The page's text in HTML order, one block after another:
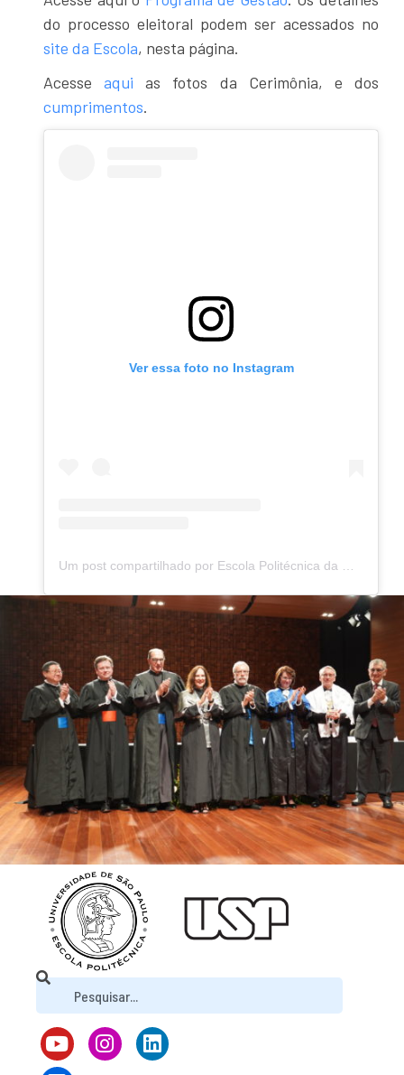
do processo eleitoral podem ser acessados no
site da Escola, nesta página.
Acesseaqui as fotos da Cerimônia, e dos
cumprimentos.
Ver essa foto no Instagram